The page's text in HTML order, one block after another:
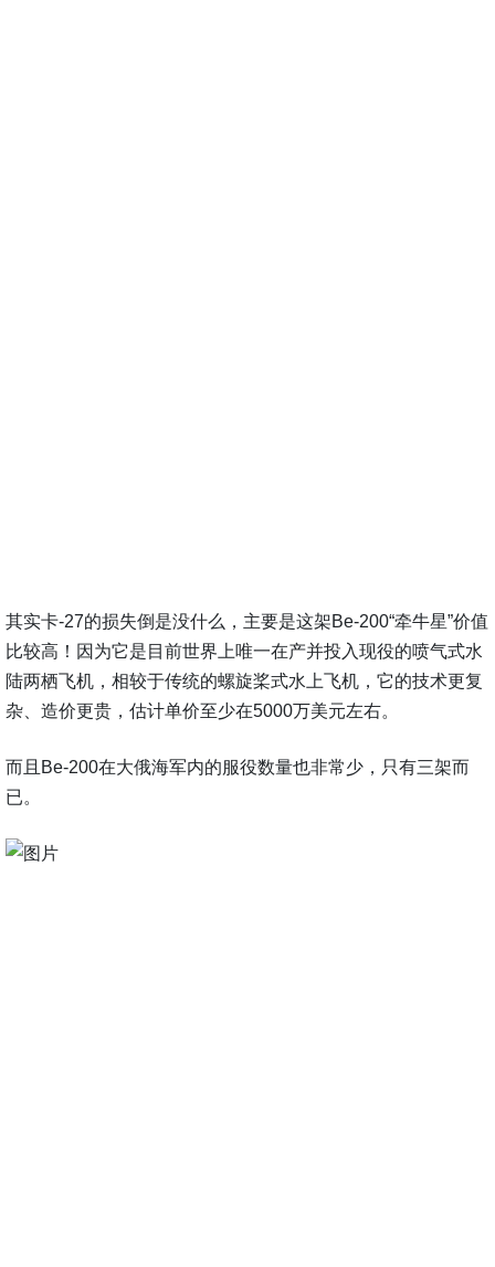
其实卡-27的损失倒是没什么，主要是这架Be-200“牵牛星”价值
比较高！因为它是目前世界上唯一在产并投入现役的喷气式水
陆两栖飞机，相较于传统的螺旋桨式水上飞机，它的技术更复
杂、造价更贵，估计单价至少在5000万美元左右。
而且Be-200在大俄海军内的服役数量也非常少，只有三架而
已。